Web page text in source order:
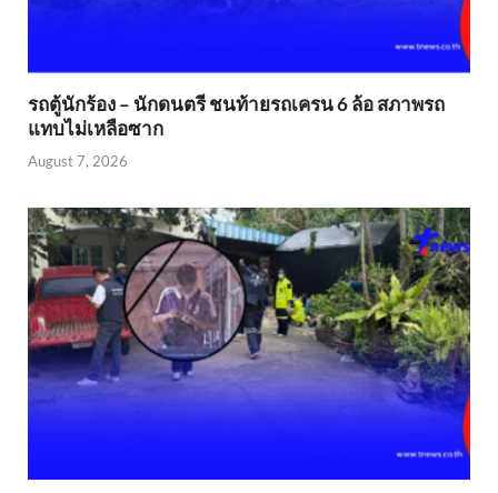
รถตู้นักร้อง – นักดนตรี ชนท้ายรถเครน 6 ล้อ สภาพรถ
แทบไม่เหลือซาก
August 7, 2026